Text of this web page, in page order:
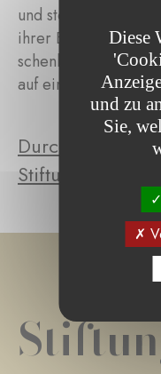
und stellte
ihrer Behandlung
schenkte Hunderten
auf ein erfülltes und
Durchsuchen
Stiftung
Diese
und zu
Sie,